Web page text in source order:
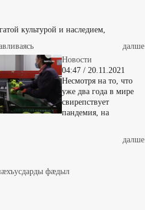
культурой и наследием,
далше
Новости
04:47 / 20.11.2021
Несмотря на то, что
уже два года в мире
свирепствует
пандемия, на
далше
фæдыл